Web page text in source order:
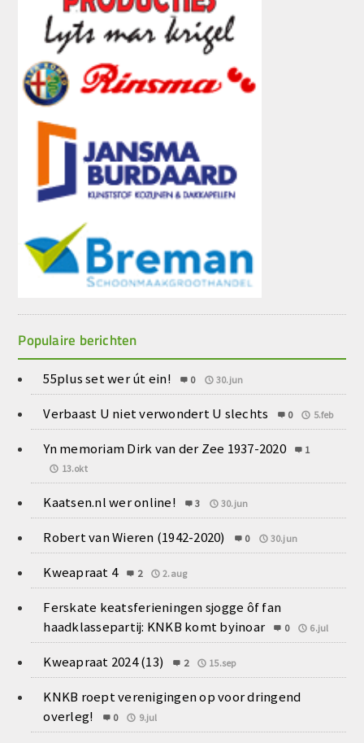
Populaire berichten
55plus set wer út ein! 0 30.jun
Verbaast U niet verwondert U slechts 0 5.feb
Yn memoriam Dirk van der Zee 1937-2020
1
13.okt
Kaatsen.nl wer online! 3 30.jun
Robert van Wieren (1942-2020) 0 30.jun
Kweapraat 4 2 2.aug
Ferskate keatsferieningen sjogge ôf fan
haadklassepartij: KNKB komt byinoar
0 6.jul
Kweapraat 2024 (13) 2 15.sep
KNKB roept verenigingen op voor dringend
overleg!
0 9.jul